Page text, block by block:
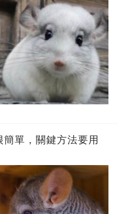
單，關鍵方法要用